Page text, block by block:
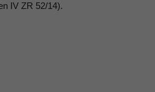
IV ZR 52/14).